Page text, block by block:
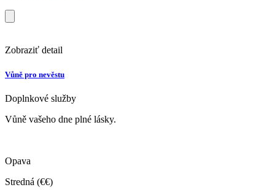
Zobraziť detail
Vůně pro nevěstu
Doplnkové služby
Vůně vašeho dne plné lásky.
Opava
Stredná (€€)